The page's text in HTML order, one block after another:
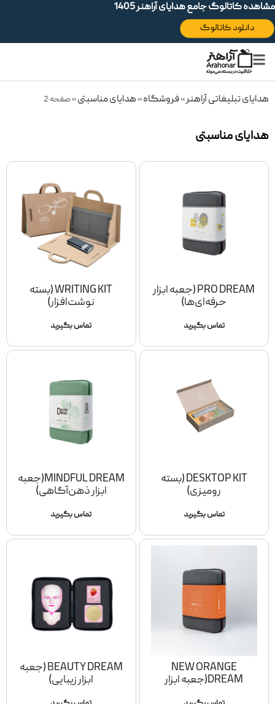
مشاهده کاتالوگ جامع هدایای آراهنر 1405
دانلود کاتالوگ
هدایای تبلیغاتی آراهنر»فروشگاه»هدایای مناسبتی»صفحه 2
هدایای مناسبتی
PRO DREAM (جعبه ابزار
حرفه‌ای‌ها)
تماس بگیرید
WRITING KIT (بسته
نوشت‌افزار)
تماس بگیرید
DESKTOP KIT (بسته
رومیزی)
تماس بگیرید
MINDFUL DREAM(جعبه
ابزار ذهن‌آگاهی)
تماس بگیرید
NEW ORANGE
DREAM(جعبه ابزار
BEAUTY DREAM (جعبه
ابزار زیبایی)